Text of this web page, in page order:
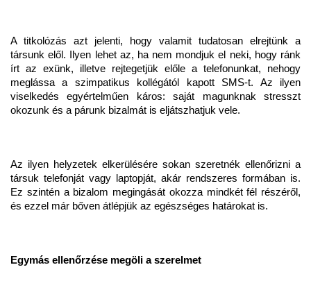
A titkolózás azt jelenti, hogy valamit tudatosan elrejtünk a
társunk elől. Ilyen lehet az, ha nem mondjuk el neki, hogy ránk
írt az exünk, illetve rejtegetjük előle a telefonunkat, nehogy
meglássa a szimpatikus kollégától kapott SMS-t. Az ilyen
viselkedés egyértelműen káros: saját magunknak stresszt
okozunk és a párunk bizalmát is eljátszhatjuk vele.
Az ilyen helyzetek elkerülésére sokan szeretnék ellenőrizni a
társuk telefonját vagy laptopját, akár rendszeres formában is.
Ez szintén a bizalom megingását okozza mindkét fél részéről,
és ezzel már bőven átlépjük az egészséges határokat is.
Egymás ellenőrzése megöli a szerelmet